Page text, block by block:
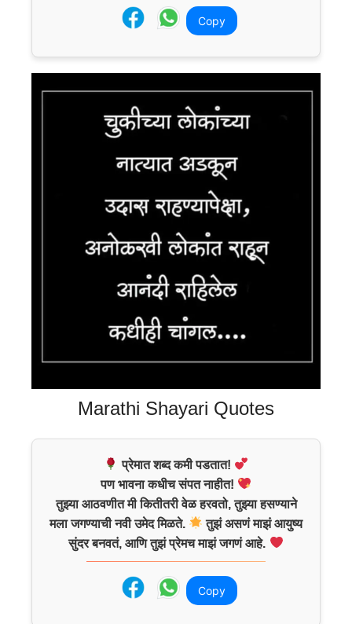
Copy
Marathi Shayari Quotes
प्रेमात शब्द कमी पडतात!
पण भावना कधीच संपत नाहीत!
तुझ्या आठवणीत मी कितीतरी वेळ हरवतो, तुझ्या हसण्याने
मला जगण्याची नवी उमेद मिळते.
तुझं असणं माझं आयुष्य
सुंदर बनवतं, आणि तुझं प्रेमच माझं जगणं आहे.
Copy